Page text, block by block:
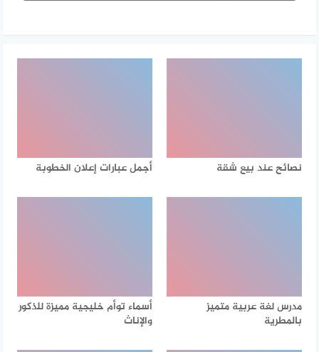
نصائح عند بيع شقة أجمل عبارات إعلان الخطوبة
مدرس لغة عربية متميز
بالمطرية
أسماء توأم خليجية مميزة للذكور
والإناث